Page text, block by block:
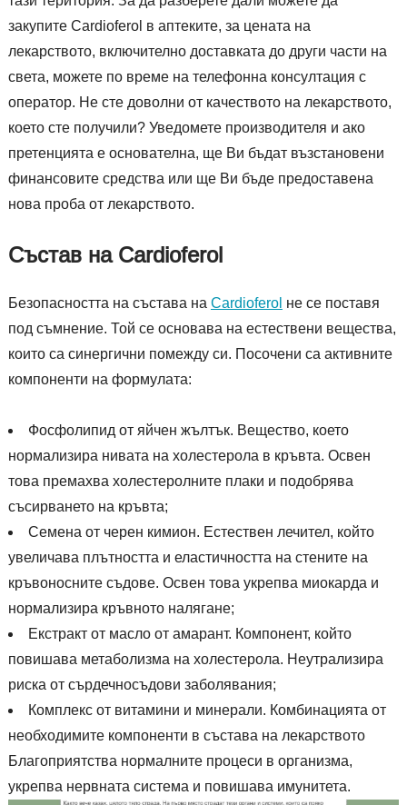
закупите Cardioferol в аптеките, за цената на
лекарството, включително доставката до други части на
света, можете по време на телефонна консултация с
оператор. Не сте доволни от качеството на лекарството,
което сте получили? Уведомете производителя и ако
претенцията е основателна, ще Ви бъдат възстановени
финансовите средства или ще Ви бъде предоставена
нова проба от лекарството.
Състав на Cardioferol
Безопасността на състава на Cardioferol не се поставя
под съмнение. Той се основава на естествени вещества,
които са синергични помежду си. Посочени са активните
компоненти на формулата:
Фосфолипид от яйчен жълтък. Вещество, което
нормализира нивата на холестерола в кръвта. Освен
това премахва холестеролните плаки и подобрява
съсирването на кръвта;
Семена от черен кимион. Естествен лечител, който
увеличава плътността и еластичността на стените на
кръвоносните съдове. Освен това укрепва миокарда и
нормализира кръвното налягане;
Екстракт от масло от амарант. Компонент, който
повишава метаболизма на холестерола. Неутрализира
риска от сърдечносъдови заболявания;
Комплекс от витамини и минерали. Комбинацията от
необходимите компоненти в състава на лекарството
Благоприятства нормалните процеси в организма,
укрепва нервната система и повишава имунитета.